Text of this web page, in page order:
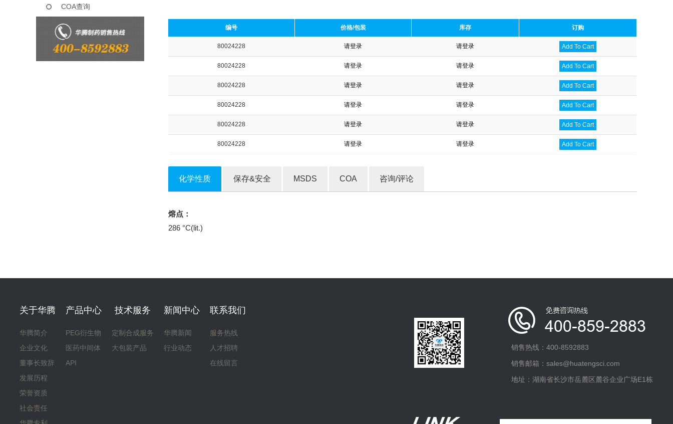
COA查询
收藏产品
编号 价格/包装 库存 订购
80024228 请登录 请登录 Add To Cart
80024228 请登录 请登录 Add To Cart
80024228 请登录 请登录 Add To Cart
80024228 请登录 请登录 Add To Cart
80024228 请登录 请登录 Add To Cart
80024228 请登录 请登录 Add To Cart
化学性质 保存&安全 MSDS COA 咨询/评论
熔点：
286 °C(lit.)
关于华腾
华腾简介
企业文化
董事长致辞
发展历程
荣誉资质
社会责任
产品中心
PEG衍生物
医药中间体
API
技术服务
定制合成服务
大包装产品
新闻中心
华腾新闻
行业动态
联系我们
服务热线
人才招聘
在线留言
销售热线：400-8592883
销售邮箱：sales@huatengsci.com
地址：湖南省长沙市岳麓区麓谷企业广场E1栋